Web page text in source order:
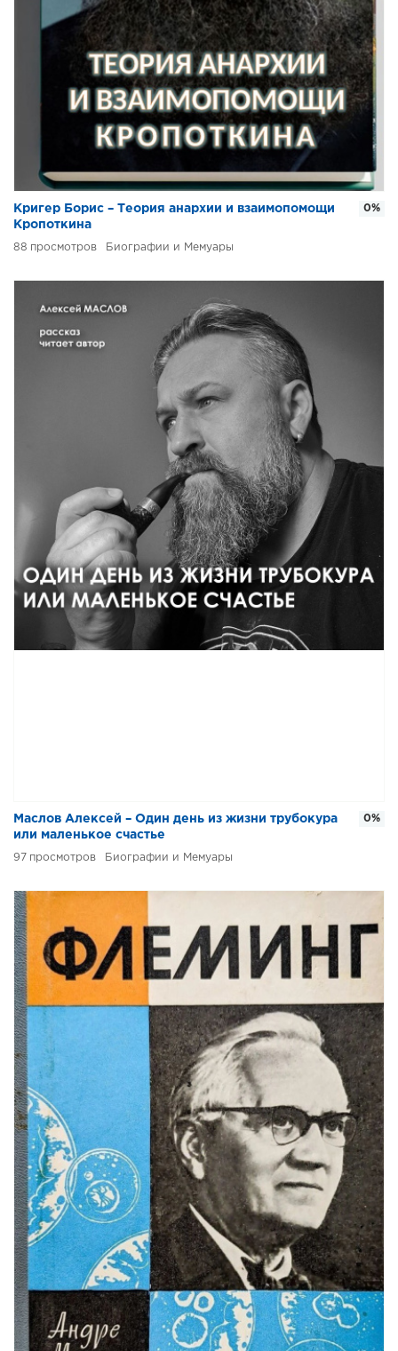
Кригер Борис – Теория анархии и взаимопомощи
Кропоткина
88 Биографии и Мемуары
0%
Маслов Алексей – Один день из жизни трубокура
или маленькое счастье
97 Биографии и Мемуары
0%